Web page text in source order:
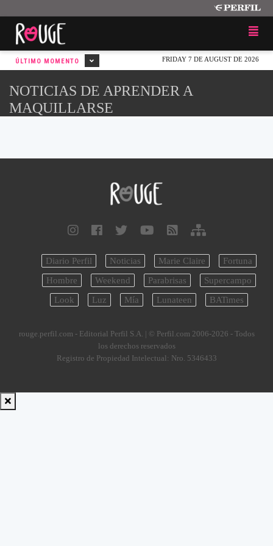
FRIDAY 7 DE AUGUST DE 2026
ÚLTIMO MOMENTO
NOTICIAS DE APRENDER A
MAQUILLARSE
Diario Perfil Noticias Marie Claire
Fortuna
Hombre
Weekend Parabrisas
Supercampo
Look
Luz Mía Lunateen BATimes
rouge.perfil.com - Editorial Perfil S.A. | © Perfil.com 2006-2026 - Todos
los derechos reservados
Registro de Propiedad Intelectual: Nro. 5346433